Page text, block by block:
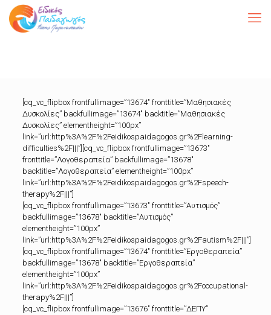
[cq_vc_flipbox frontfullimage=”13674″ fronttitle=”Μαθησιακές
Δυσκολίες” backfullimage=”13674″ backtitle=”Μαθησιακές
Δυσκολίες” elementheight=”100px”
link=”url:http%3A%2F%2Feidikospaidagogos.gr%2Flearning-
difficulties%2F|||”][cq_vc_flipbox frontfullimage=”13673″
fronttitle=”Λογοθεραπεία” backfullimage=”13678″
backtitle=”Λογοθεραπεία” elementheight=”100px”
link=”url:http%3A%2F%2Feidikospaidagogos.gr%2Fspeech-
therapy%2F|||”]
[cq_vc_flipbox frontfullimage=”13673″ fronttitle=”Αυτισμός”
backfullimage=”13678″ backtitle=”Αυτισμός”
elementheight=”100px”
link=”url:http%3A%2F%2Feidikospaidagogos.gr%2Fautism%2F|||”]
[cq_vc_flipbox frontfullimage=”13674″ fronttitle=”Εργοθεραπεία”
backfullimage=”13678″ backtitle=”Εργοθεραπεία”
elementheight=”100px”
link=”url:http%3A%2F%2Feidikospaidagogos.gr%2Foccupational-
therapy%2F|||”]
[cq_vc_flipbox frontfullimage=”13676″ fronttitle=”ΔΕΠΥ”